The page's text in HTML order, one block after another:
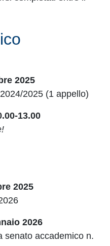
2025
2025 (1 appello)
13.00
2025
2026
senato accademico n.